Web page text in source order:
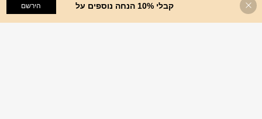
%18 הנחה! הוסף לעגלת הקניות קבלי 10% הנחה נוספים על הירשם